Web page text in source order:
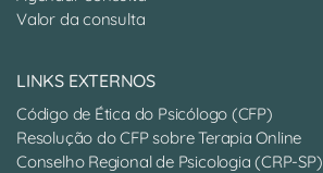
Valor da consulta
LINKS EXTERNOS
Código de Ética do Psicólogo (CFP)
Resolução do CFP sobre Terapia Online
Conselho Regional de Psicologia (CRP-SP)